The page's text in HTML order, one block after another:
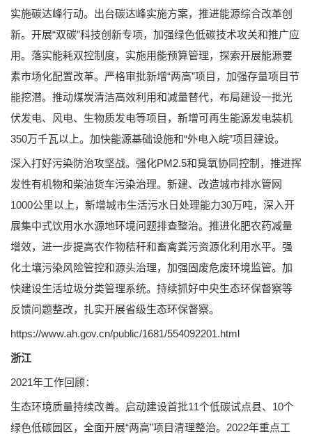
实施碳达峰行动。出台碳达峰实施方案，推进能源综合改革创
新。开展“双碳”科技创新专项，加强绿色低碳技术攻关和推广应
用。落实能耗双控制度，实施用能预算管理，探索开展能源要
素市场化配置改革。严格审批新增“两高”项目，加强存量项目节
能挖潜。推动煤炭清洁高效利用和减量替代，布局建设一批光
伏发电、风电、生物质发电等项目，新增可再生能源发电装机
350万千瓦以上。加快能源基础设施和“外电入皖”项目建设。
深入打好污染防治攻坚战。强化PM2.5和臭氧协同控制，推进挥
发性有机物和柴油货车污染治理。新建、改造城市排水管网
1000公里以上，新增城市生活污水日处理能力30万吨，深入开
展集中式饮用水水源地环境问题排查整治。推进化肥农药减量
增效，进一步提高农作物秸秆和畜禽粪污资源化利用水平。强
化土壤污染风险管控和源头治理，加强固废危废环境监管。加
快建设生活垃圾分类管理系统。持续抓好中央生态环保督察等
反馈问题整改，扎实开展省级生态环保督察。
https://www.ah.gov.cn/public/1681/554092201.html
浙江
2021年工作回顾：
生态环境质量持续改善。启动建设首批11个低碳试点县、10个
绿色低碳园区，全面开展“两高”项目清理整治。2022年重点工